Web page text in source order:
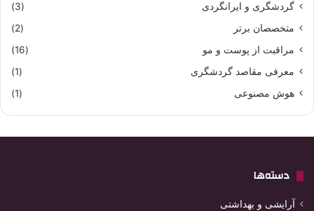
گردشگری و ایرانگردی
(3)
متخصصان برتر
(2)
مراقبت از پوست و مو
(16)
معرفی مقاصد گردشگری
(1)
هوش مصنوعی
(1)
دسته‌ها
آرایشی و بهداشتی